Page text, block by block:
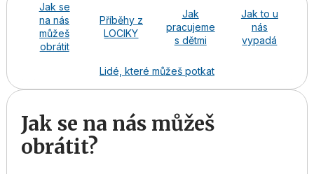
Jak se
na nás
můžeš
obrátit
Příběhy z
LOCIKY
Jak
pracujeme
s dětmi
Jak to u
nás
vypadá
Lidé, které můžeš potkat
Jak se na nás můžeš
obrátit?